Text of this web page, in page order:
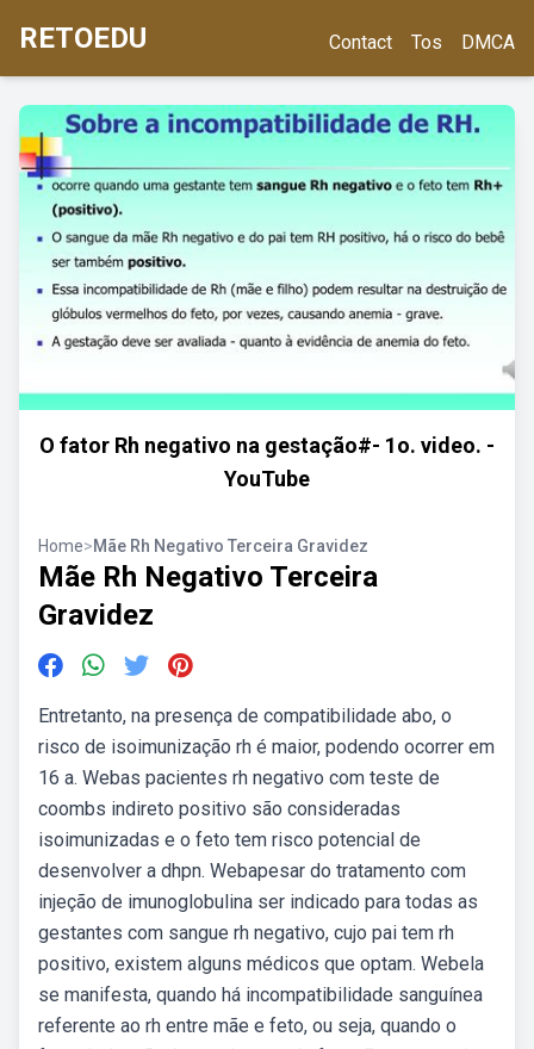
RETOEDU Contact Tos DMCA
O fator Rh negativo na gestação#- 1o. video. -
YouTube
Home>Mãe Rh Negativo Terceira Gravidez
Mãe Rh Negativo Terceira
Gravidez
Entretanto, na presença de compatibilidade abo, o
risco de isoimunização rh é maior, podendo ocorrer em
16 a. Webas pacientes rh negativo com teste de
coombs indireto positivo são consideradas
isoimunizadas e o feto tem risco potencial de
desenvolver a dhpn. Webapesar do tratamento com
injeção de imunoglobulina ser indicado para todas as
gestantes com sangue rh negativo, cujo pai tem rh
positivo, existem alguns médicos que optam. Webela
se manifesta, quando há incompatibilidade sanguínea
referente ao rh entre mãe e feto, ou seja, quando o